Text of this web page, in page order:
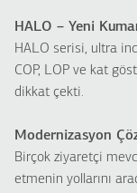
HALO – Yeni
HALO serisi, ultra
COP, LOP ve kat
dikkat çekti.
Modernizasyon
Birçok ziyaretçi
etmenin yollarını